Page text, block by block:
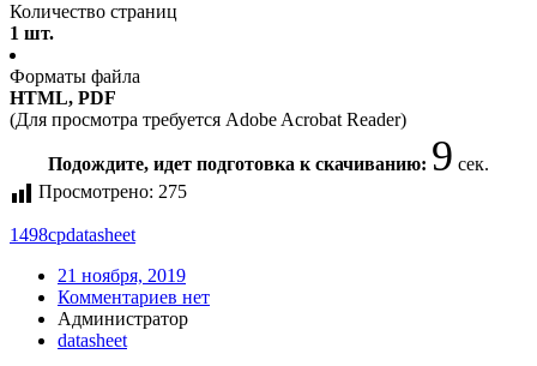
Количество страниц
1 шт.
Форматы файла
HTML, PDF
(Для просмотра требуется Adobe Acrobat Reader)
Подождите, идет подготовка к скачиванию: 9 сек.
Просмотрено: 275
1498cpdatasheet
21 ноября, 2019
Комментариев нет
Администратор
datasheet